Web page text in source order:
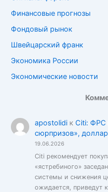
Финансовые прогнозы
Фондовый рынок
Швейцарский франк
Экономика России
Экономические новости
apostolidiк Citi: ФРС
сюрпризов»,
19.06.2026
Citi рекомендует
«ястребиного»
системы и снижения
ожидается, приведут